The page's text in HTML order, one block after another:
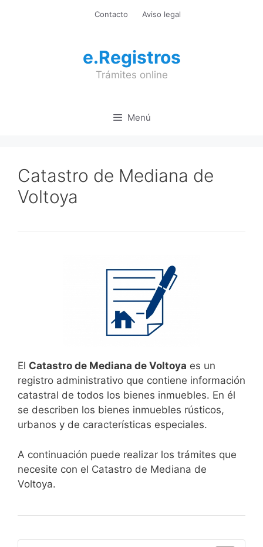
Contacto Aviso legal
e.Registros
Trámites online
Menú
Catastro de Mediana de
Voltoya
El Catastro de Mediana de Voltoya es un
registro administrativo que contiene información
catastral de todos los bienes inmuebles. En él
se describen los bienes inmuebles rústicos,
urbanos y de características especiales.
A continuación puede realizar los trámites que
necesite con el Catastro de Mediana de
Voltoya.